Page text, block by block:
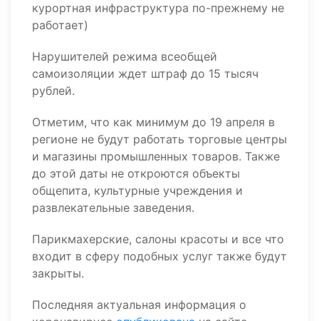
курортная инфраструктура по-прежнему не
работает)
Нарушителей режима всеобщей
самоизоляции ждет штраф до 15 тысяч
рублей.
Отметим, что как минимум до 19 апреля в
регионе не будут работать торговые центры
и магазины промышленных товаров. Также
до этой даты не откроются объекты
общепита, культурные учреждения и
развлекательные заведения.
Парикмахерские, салоны красоты и все что
входит в сферу подобных услуг также будут
закрыты.
Последняя актуальная информация о